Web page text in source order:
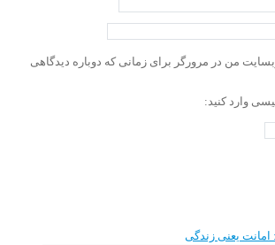
من در مرورگر برای زمانی که دوباره دیدگاهی
وارد کنید: